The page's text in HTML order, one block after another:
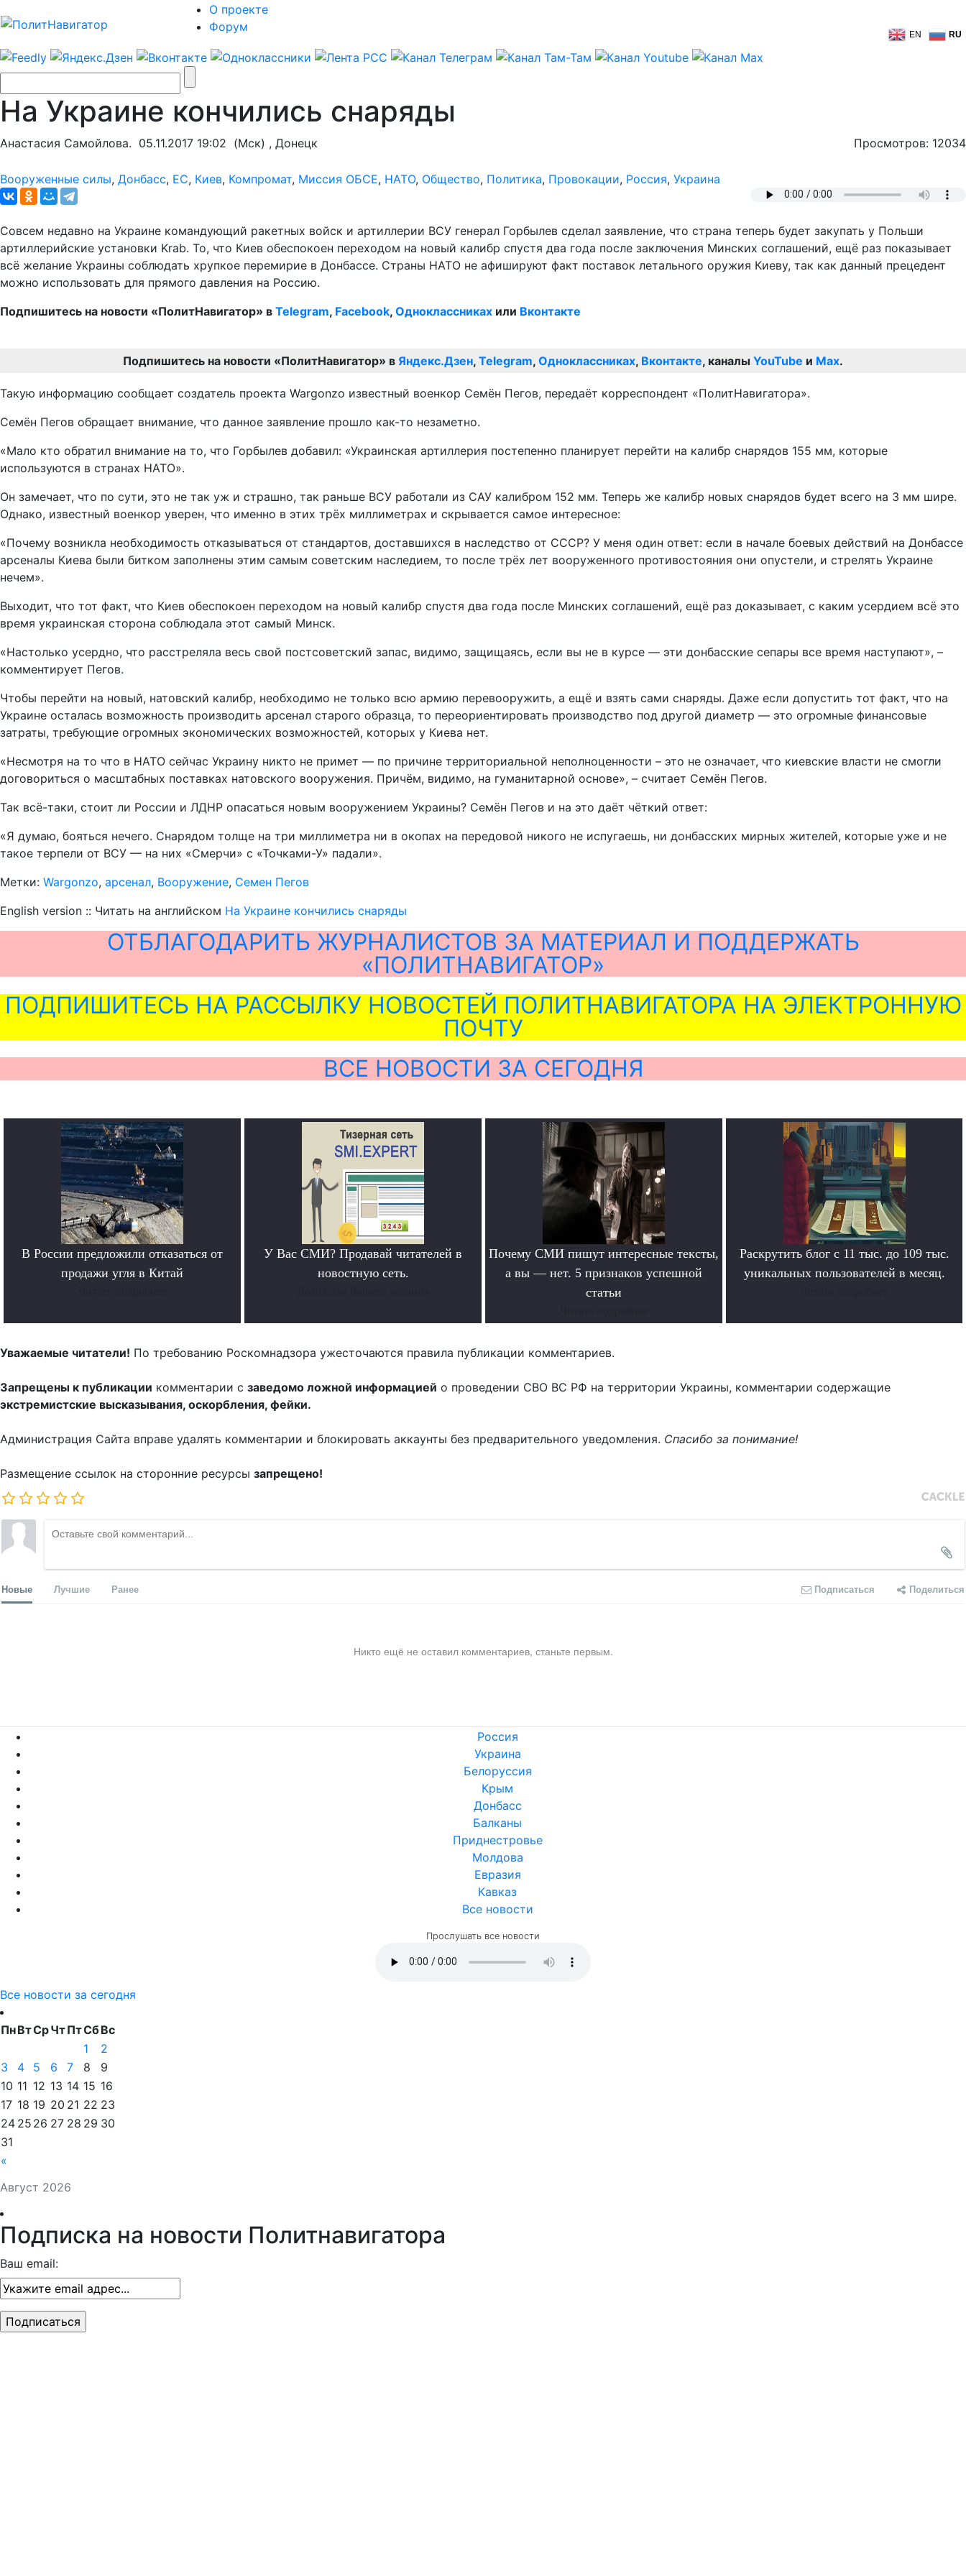
О проекте
Форум
EN RU
На Украине кончились снаряды
Анастасия Самойлова. 05.11.2017 19:02 (Мск) , Донецк Просмотров: 12034
Вооруженные силы, Донбасс, ЕС, Киев, Компромат, Миссия ОБСЕ, НАТО, Общество, Политика, Провокации, Россия, Украина
Совсем недавно на Украине командующий ракетных войск и артиллерии ВСУ генерал Горбылев сделал заявление, что страна теперь будет закупать у Польши
артиллерийские установки Krab. То, что Киев обеспокоен переходом на новый калибр спустя два года после заключения Минских соглашений, ещё раз показывает
всё желание Украины соблюдать хрупкое перемирие в Донбассе. Страны НАТО не афишируют факт поставок летального оружия Киеву, так как данный прецедент
можно использовать для прямого давления на Россию.
Подпишитесь на новости «ПолитНавигатор» в Telegram, Facebook, Одноклассниках или Вконтакте
Подпишитесь на новости «ПолитНавигатор» в Яндекс.Дзен, Telegram, Одноклассниках, Вконтакте, каналы YouTube и Max.
Такую информацию сообщает создатель проекта Wargonzo известный военкор Семён Пегов, передаёт корреспондент «ПолитНавигатора».
Семён Пегов обращает внимание, что данное заявление прошло как-то незаметно.
«Мало кто обратил внимание на то, что Горбылев добавил: «Украинская артиллерия постепенно планирует перейти на калибр снарядов 155 мм, которые
используются в странах НАТО».
Он замечает, что по сути, это не так уж и страшно, так раньше ВСУ работали из САУ калибром 152 мм. Теперь же калибр новых снарядов будет всего на 3 мм шире.
Однако, известный военкор уверен, что именно в этих трёх миллиметрах и скрывается самое интересное:
«Почему возникла необходимость отказываться от стандартов, доставшихся в наследство от СССР? У меня один ответ: если в начале боевых действий на Донбассе
арсеналы Киева были битком заполнены этим самым советским наследием, то после трёх лет вооруженного противостояния они опустели, и стрелять Украине
нечем».
Выходит, что тот факт, что Киев обеспокоен переходом на новый калибр спустя два года после Минских соглашений, ещё раз доказывает, с каким усердием всё это
время украинская сторона соблюдала этот самый Минск.
«Настолько усердно, что расстреляла весь свой постсоветский запас, видимо, защищаясь, если вы не в курсе — эти донбасские сепары все время наступают», –
комментирует Пегов.
Чтобы перейти на новый, натовский калибр, необходимо не только всю армию перевооружить, а ещё и взять сами снаряды. Даже если допустить тот факт, что на
Украине осталась возможность производить арсенал старого образца, то переориентировать производство под другой диаметр — это огромные финансовые
затраты, требующие огромных экономических возможностей, которых у Киева нет.
«Несмотря на то что в НАТО сейчас Украину никто не примет — по причине территориальной неполноценности – это не означает, что киевские власти не смогли
договориться о масштабных поставках натовского вооружения. Причём, видимо, на гуманитарной основе», – считает Семён Пегов.
Так всё-таки, стоит ли России и ЛДНР опасаться новым вооружением Украины? Семён Пегов и на это даёт чёткий ответ:
«Я думаю, бояться нечего. Снарядом толще на три миллиметра ни в окопах на передовой никого не испугаешь, ни донбасских мирных жителей, которые уже и не
такое терпели от ВСУ — на них «Смерчи» с «Точками-У» падали».
Метки: Wargonzo, арсенал, Вооружение, Семен Пегов
English version :: Читать на английском На Украине кончились снаряды
ОТБЛАГОДАРИТЬ ЖУРНАЛИСТОВ ЗА МАТЕРИАЛ И ПОДДЕРЖАТЬ
«ПОЛИТНАВИГАТОР»
ПОДПИШИТЕСЬ НА РАССЫЛКУ НОВОСТЕЙ ПОЛИТНАВИГАТОРА НА ЭЛЕКТРОННУЮ
ПОЧТУ
ВСЕ НОВОСТИ ЗА СЕГОДНЯ
В России предложили отказаться от
продажи угля в Китай
У Вас СМИ? Продавай читателей в
новостную сеть.
Почему СМИ пишут интересные тексты,
а вы — нет. 5 признаков успешной
статьи
Раскрутить блог с 11 тыс. до 109 тыс.
уникальных пользователей в месяц.
Уважаемые читатели! По требованию Роскомнадзора ужесточаются правила публикации комментариев.
Запрещены к публикации комментарии с заведомо ложной информацией о проведении СВО ВС РФ на территории Украины, комментарии содержащие
экстремистские высказывания, оскорбления, фейки.
Администрация Сайта вправе удалять комментарии и блокировать аккаунты без предварительного уведомления. Спасибо за понимание!
Размещение ссылок на сторонние ресурсы запрещено!
Новые Лучшие Ранее Подписаться Поделиться
Никто ещё не оставил комментариев, станьте первым.
Россия
Украина
Белоруссия
Крым
Донбасс
Балканы
Приднестровье
Молдова
Евразия
Кавказ
Все новости
Прослушать все новости
Все новости за сегодня
Август 2026
ПнВтСрЧтПтСбВс
«
1
2
3
4 5 6 7 8
9
10 11 12 13 14 15 16
17 18 19 20 21 22 23
24 25 26 27 28 29 30
31
Подписка на новости Политнавигатора
Ваш email: